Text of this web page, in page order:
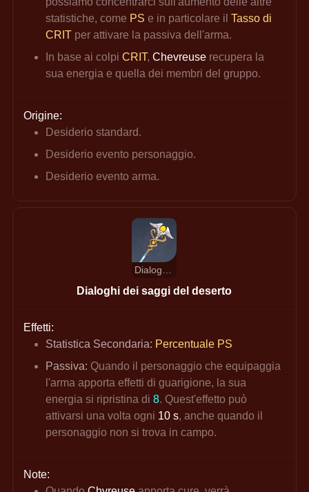
statistiche, come PS e in particolare il Tasso di
CRIT per attivare la passiva dell'arma.
In base ai colpi CRIT, Chevreuse recupera la
sua energia e quella dei membri del gruppo.
Origine:
Desiderio standard.
Desiderio evento personaggio.
Desiderio evento arma.
Dialoghi dei saggi del deserto
Dialoghi dei saggi del deserto
Effetti:
Statistica Secondaria: Percentuale PS
Passiva: Quando il personaggio che equipaggia
l'arma apporta effetti di guarigione, la sua
energia si ripristina di 8. Quest'effetto può
attivarsi una volta ogni 10 s, anche quando il
personaggio non si trova in campo.
Note: